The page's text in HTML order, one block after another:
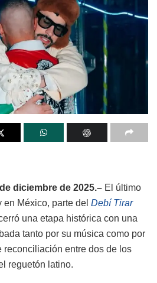
diciembre de 2025.– El último
México, parte del Debí Tirar
una etapa histórica con una
tanto por su música como por
reconciliación entre dos de los
reguetón latino.